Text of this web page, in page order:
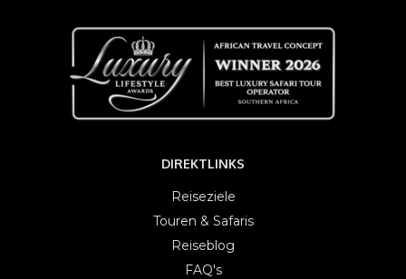
DIREKTLINKS
Reiseziele
Touren & Safaris
Reiseblog
FAQ's